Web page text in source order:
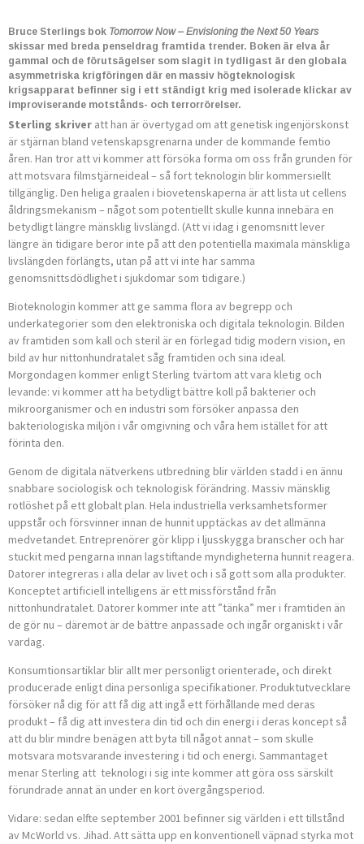
Bruce Sterlings bok Tomorrow Now – Envisioning the Next 50 Years
skissar med breda penseldrag framtida trender. Boken är elva år
gammal och de förutsägelser som slagit in tydligast är den globala
asymmetriska krigföringen där en massiv högteknologisk
krigsapparat befinner sig i ett ständigt krig med isolerade klickar av
improviserande motstånds- och terrorrörelser.
Sterling skriver att han är övertygad om att genetisk ingenjörskonst
är stjärnan bland vetenskapsgrenarna under de kommande femtio
åren. Han tror att vi kommer att försöka forma om oss från grunden för
att motsvara filmstjärneideal – så fort teknologin blir kommersiellt
tillgänglig. Den heliga graalen i biovetenskaperna är att lista ut cellens
åldringsmekanism – något som potentiellt skulle kunna innebära en
betydligt längre mänsklig livslängd. (Att vi idag i genomsnitt lever
längre än tidigare beror inte på att den potentiella maximala mänskliga
livslängden förlängts, utan på att vi inte har samma
genomsnittsdödlighet i sjukdomar som tidigare.)
Bioteknologin kommer att ge samma flora av begrepp och
underkategorier som den elektroniska och digitala teknologin. Bilden
av framtiden som kall och steril är en förlegad tidig modern vision, en
bild av hur nittonhundratalet såg framtiden och sina ideal.
Morgondagen kommer enligt Sterling tvärtom att vara kletig och
levande: vi kommer att ha betydligt bättre koll på bakterier och
mikroorganismer och en industri som försöker anpassa den
bakteriologiska miljön i vår omgivning och våra hem istället för att
förinta den.
Genom de digitala nätverkens utbredning blir världen stadd i en ännu
snabbare sociologisk och teknologisk förändring. Massiv mänsklig
rotlöshet på ett globalt plan. Hela industriella verksamhetsformer
uppstår och försvinner innan de hunnit upptäckas av det allmänna
medvetandet. Entreprenörer gör klipp i ljusskygga branscher och har
stuckit med pengarna innan lagstiftande myndigheterna hunnit reagera.
Datorer integreras i alla delar av livet och i så gott som alla produkter.
Konceptet artificiell intelligens är ett missförstånd från
nittonhundratalet. Datorer kommer inte att ”tänka” mer i framtiden än
de gör nu – däremot är de bättre anpassade och ingår organiskt i vår
vardag.
Konsumtionsartiklar blir allt mer personligt orienterade, och direkt
producerade enligt dina personliga specifikationer. Produktutvecklare
försöker nå dig för att få dig att ingå ett förhållande med deras
produkt – få dig att investera din tid och din energi i deras koncept så
att du blir mindre benägen att byta till något annat – som skulle
motsvara motsvarande investering i tid och energi. Sammantaget
menar Sterling att teknologi i sig inte kommer att göra oss särskilt
förundrade annat än under en kort övergångsperiod.
Vidare: sedan elfte september 2001 befinner sig världen i ett tillstånd
av McWorld vs. Jihad. Att sätta upp en konventionell väpnad styrka mot